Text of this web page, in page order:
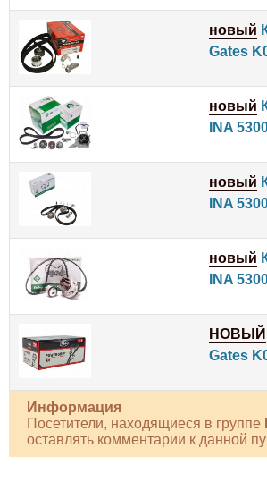
новый
Gates
новый
INA
новый
INA
новый
INA
НОВЫЙ
Gates
Информация
Посетители, находящиеся в группе
оставлять комментарии к данной